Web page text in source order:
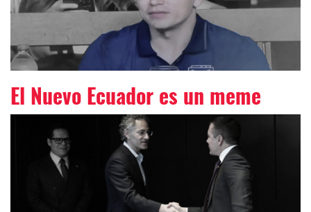
El Nuevo Ecuador es un meme